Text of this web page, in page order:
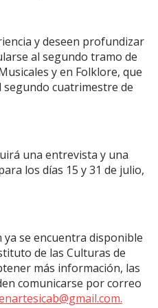
y deseen profundizar
al segundo tramo de
y en Folklore, que
cuatrimestre de
una entrevista y una
los días 15 y 31 de julio,
se encuentra disponible
de las Culturas de
más información, las
comunicarse por correo
.